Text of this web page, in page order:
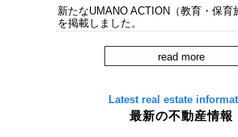
新たなUMANO ACTION（教育・保育
を掲載しました。
ニュースリリース
新たなUMANO ACTION（空き家問題
採用情報
3月会社説明会を30日、4月会社説明会
read more
Latest real estate
最新の不動産情報